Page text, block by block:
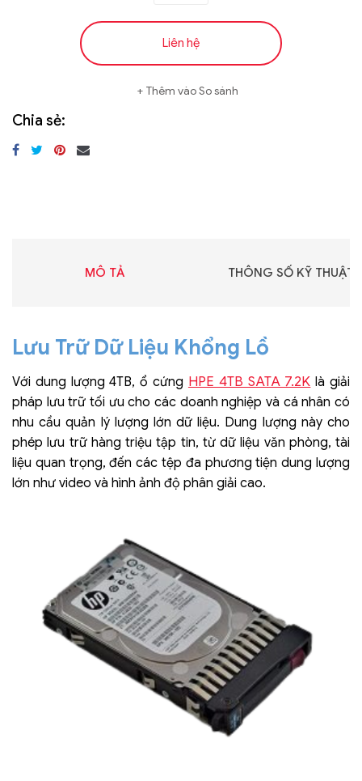
Liên hệ
Thêm vào So sánh
Chia sẻ:
MÔ TẢ THÔNG SỐ KỸ THUẬT
Lưu Trữ Dữ Liệu Khổng Lồ
Với dung lượng 4TB, ổ cứng HPE 4TB SATA 7.2K là giải
pháp lưu trữ tối ưu cho các doanh nghiệp và cá nhân có
nhu cầu quản lý lượng lớn dữ liệu. Dung lượng này cho
phép lưu trữ hàng triệu tập tin, từ dữ liệu văn phòng, tài
liệu quan trọng, đến các tệp đa phương tiện dung lượng
lớn như video và hình ảnh độ phân giải cao.
SK hynix - DRAM